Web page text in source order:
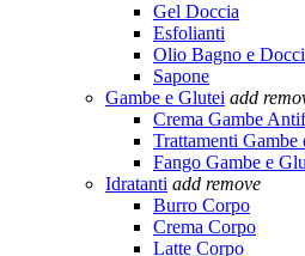
Gel Doccia
Esfolianti
Olio Bagno e
Sapone
Gambe e Glutei add
Crema Gambe
Trattamenti Gambe
Fango Gambe e
Idratanti add remove
Burro Corpo
Crema Corpo
Latte Corpo